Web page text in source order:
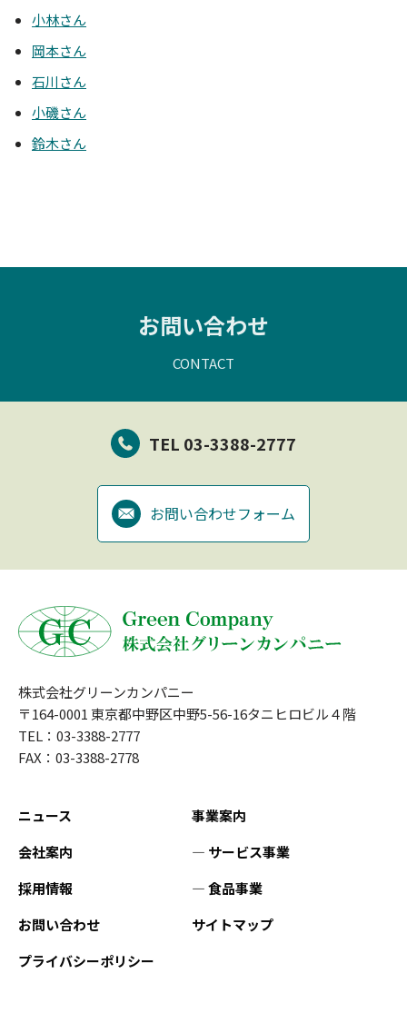
小林さん
岡本さん
石川さん
小磯さん
鈴木さん
お問い合わせ
CONTACT
TEL 03-3388-2777
お問い合わせフォーム
株式会社グリーンカンパニー
〒164-0001 東京都中野区中野5-56-16タニヒロビル４階
TEL：03-3388-2777
FAX：03-3388-2778
ニュース
会社案内
採用情報
お問い合わせ
プライバシーポリシー
事業案内
― サービス事業
― 食品事業
サイトマップ